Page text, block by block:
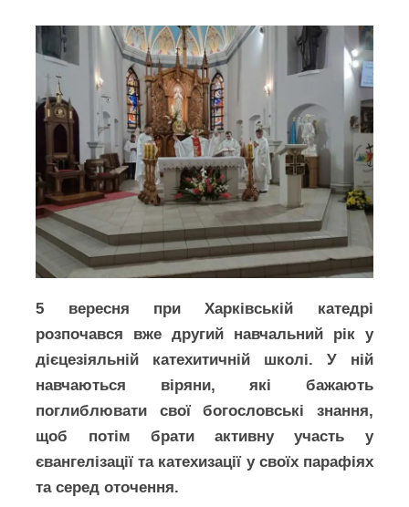
5 вересня при Харківській катедрі
розпочався вже другий навчальний рік у
дієцезіяльній катехитичній школі. У ній
навчаються віряни, які бажають
поглиблювати свої богословські знання,
щоб потім брати активну участь у
євангелізації та катехизації у своїх парафіях
та серед оточення.